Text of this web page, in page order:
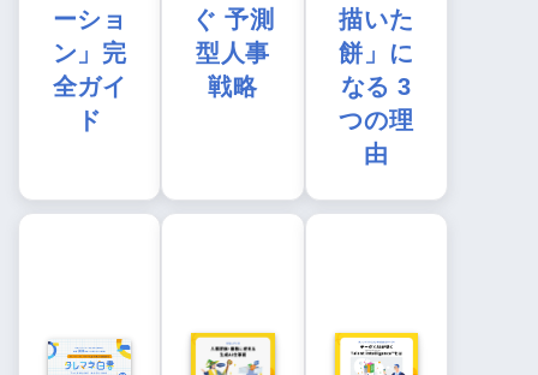
ーショ
ン」完
全ガイ
ド
ぐ 予測
型人事
戦略
描いた
餅」に
なる 3
つの理
由